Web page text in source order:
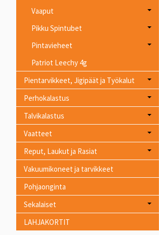
Vaaput
Pikku Spintubet
Pintavieheet
Patriot Leechy 4g
Pientarvikkeet, Jigipäät ja Työkalut
Perhokalastus
Talvikalastus
Vaatteet
Reput, Laukut ja Rasiat
Vakuumikoneet ja tarvikkeet
Pohjaonginta
Sekalaiset
LAHJAKORTIT